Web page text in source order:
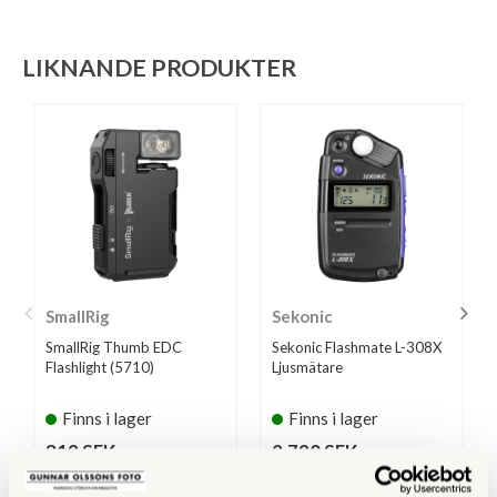
LIKNANDE PRODUKTER
SmallRig
SmallRig Thumb EDC
Flashlight (5710)
Finns i lager
319 SEK
KÖP
Sekonic
Sekonic Flashmate L-308X
Ljusmätare
Finns i lager
2.790 SEK
LÄS MER